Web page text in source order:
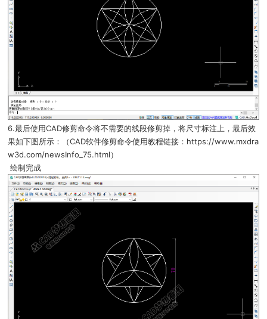
6.最后使用CAD修剪命令将不需要的线段修剪掉，将尺寸标注上，最后效
果如下图所示：（CAD软件修剪命令使用教程链接：https://www.mxdra
w3d.com/newsInfo_75.html）
绘制完成